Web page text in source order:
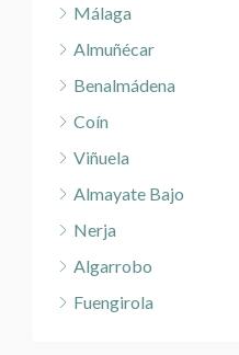
Málaga
Almuñécar
Benalmádena
Coín
Viñuela
Almayate Bajo
Nerja
Algarrobo
Fuengirola